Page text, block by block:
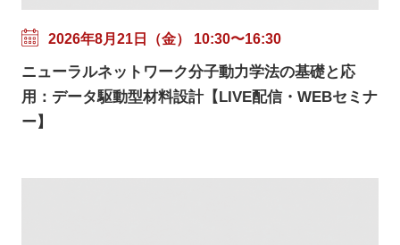
2026年8月21日（金） 10:30〜16:30
ニューラルネットワーク分子動力学法の基礎と応
用：データ駆動型材料設計【LIVE配信・WEBセミナ
ー】